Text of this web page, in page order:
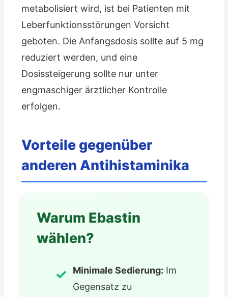
metabolisiert wird, ist bei Patienten mit
Leberfunktionsstörungen Vorsicht
geboten. Die Anfangsdosis sollte auf 5 mg
reduziert werden, und eine
Dosissteigerung sollte nur unter
engmaschiger ärztlicher Kontrolle
erfolgen.
Vorteile gegenüber
anderen Antihistaminika
Warum Ebastin
wählen?
Minimale Sedierung: Im
Gegensatz zu